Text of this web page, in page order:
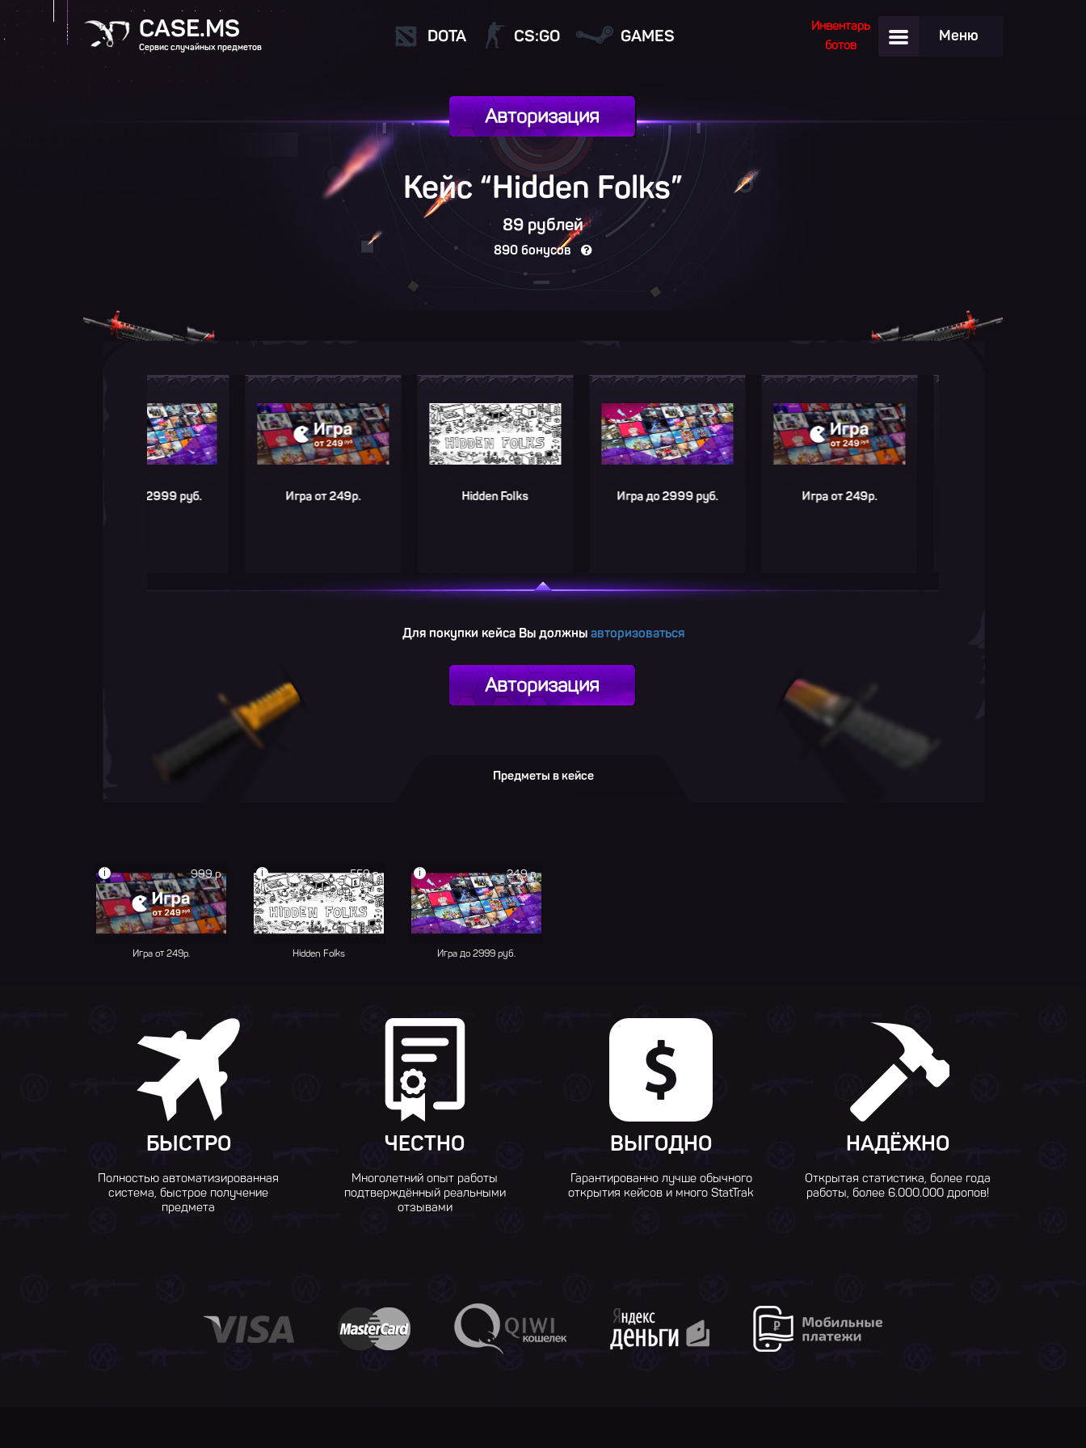
CASE.MS
Сервис случайных предметов
Меню
Инвентарь
ботов
DOTA CS:GO GAMES
Авторизация
Кейс “Hidden Folks”
89 рублей
890 бонусов
Игра до 2999 руб. Игра от 249р. Hidden Folks Игра до 2999 руб. Игра от 249р.
Для покупки кейса Вы должны авторизоваться
Авторизация
Предметы в кейсе
999 р.
i
Игра от 249р.
550 р.
i
Hidden Folks
249 р.
i
Игра до 2999 руб.
БЫСТРО
Полностью автоматизированная
система, быстрое получение
предмета
ЧЕСТНО
Многолетний опыт работы
подтверждённый реальными
отзывами
ВЫГОДНО
Гарантированно лучше обычного
открытия кейсов и много StatTrak
НАДЁЖНО
Открытая статистика, более года
работы, более 6.000.000 дропов!